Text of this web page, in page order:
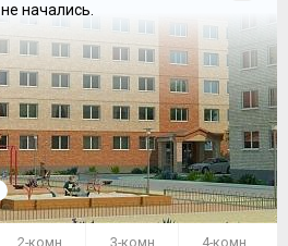
начались.
2-комн
3-комн
4-комн